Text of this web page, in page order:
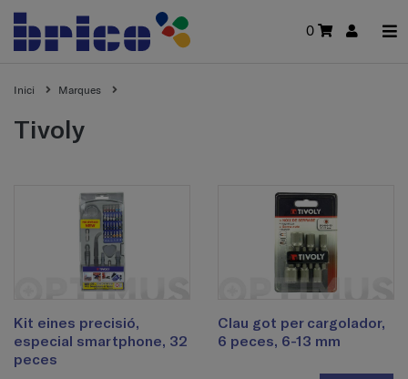
0
Inici Marques
tivoly
Kit eines precisió,
especial smartphone, 32
peces
Clau got per cargolador,
6 peces, 6-13 mm